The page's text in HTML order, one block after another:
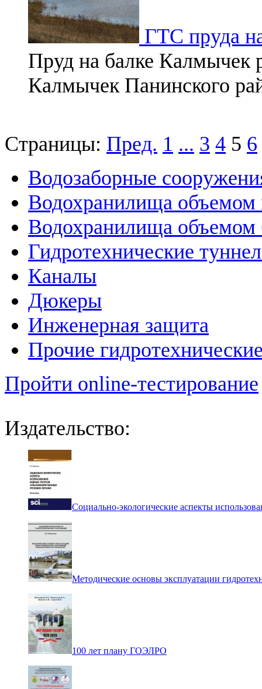
ГТС пруда
Пруд на балке Калмычек
Калмычек Панинского
Страницы: Пред. 1 ... 3 4 5 6
Водозаборные
Водохранилища
Водохранилища объемом
Гидротехнические
Каналы
Дюкеры
Инженерная защита
Прочие
Пройти online-тестирование
Издательство:
Социально-экологические аспекты
Методические основы эксплуатации
100 лет плану ГОЭЛРО